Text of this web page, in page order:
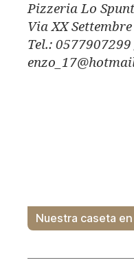
Pizzeria Lo
Via XX
Tel.:
Nuestra caseta